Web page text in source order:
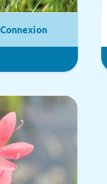
Connexion